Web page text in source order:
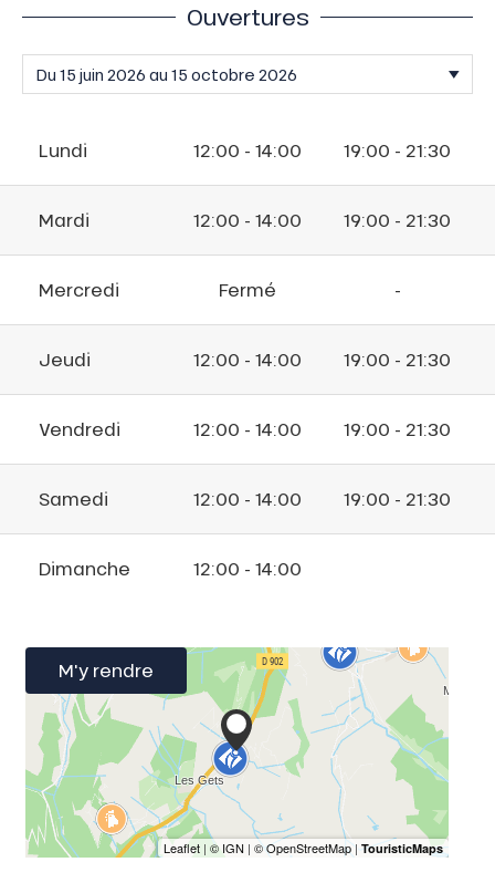
Ouvertures
Lundi 12:00 - 14:00 19:00 - 21:30
Mardi 12:00 - 14:00 19:00 - 21:30
Mercredi Fermé -
Jeudi 12:00 - 14:00 19:00 - 21:30
Vendredi 12:00 - 14:00 19:00 - 21:30
Samedi 12:00 - 14:00 19:00 - 21:30
Dimanche 12:00 - 14:00
M'y rendre